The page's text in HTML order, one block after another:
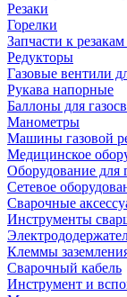
Резаки
Горелки
Запчасти к
Редукторы
Газовые вентили
Рукава напорные
Баллоны для
Манометры
Машины газовой
Медицинское
Оборудование для
Сетевое
Сварочные
Инструменты
Клеммы
Сварочный кабель
Инструмент и